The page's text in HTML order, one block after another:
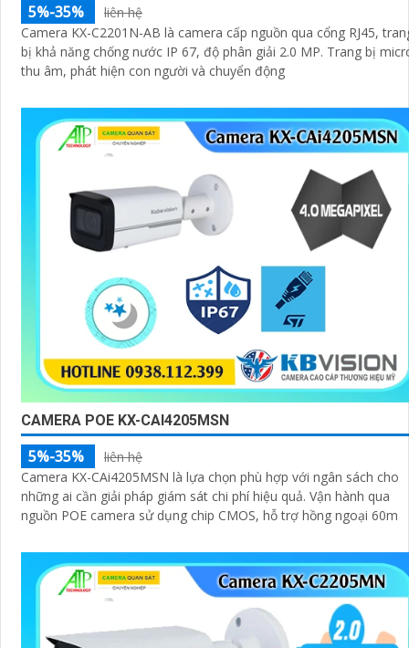
5%-35%
liên hệ
Camera KX-C2201N-AB là camera cấp nguồn qua cổng RJ45,
bị khả năng chống nước IP 67, độ phân giải 2.0 MP. Trang bị micro
thu âm, phát hiện con người và chuyển động
CAMERA POE KX-CAI4205MSN
5%-35%
liên hệ
Camera KX-CAi4205MSN là lựa chọn phù hợp với ngân sách cho
những ai cần giải pháp giám sát chi phí hiệu quả. Vận hành qua
nguồn POE camera sử dụng chip CMOS, hỗ trợ hồng ngoại 60m